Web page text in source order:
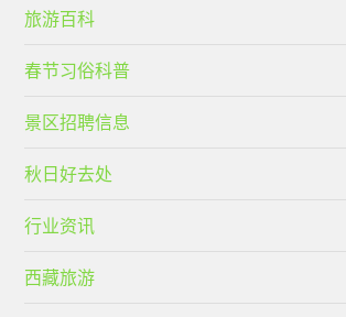
旅游百科
春节习俗科普
景区招聘信息
秋日好去处
行业资讯
西藏旅游